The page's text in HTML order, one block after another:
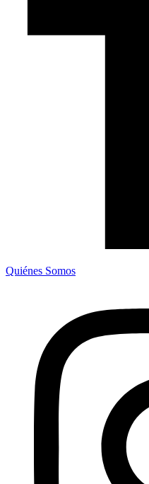
Quiénes Somos